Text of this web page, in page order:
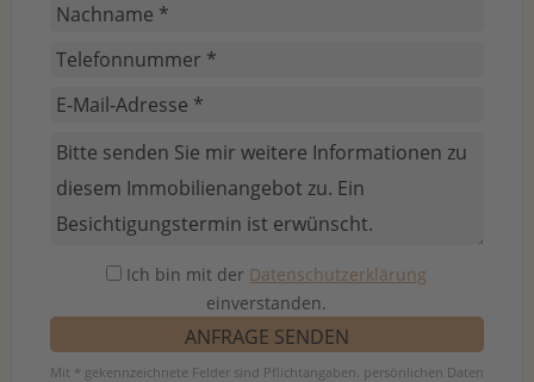
Ich bin mit der Datenschutzerklärung
einverstanden.
Mit * gekennzeichnete Felder sind Pflichtangaben. persönlichen Daten